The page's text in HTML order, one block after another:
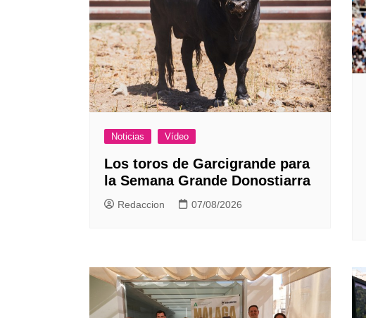
Noticias Vídeo
Los toros de Garcigrande para
la Semana Grande Donostiarra
Redaccion 07/08/2026